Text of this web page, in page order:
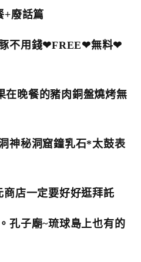
+廢話篇
不用錢❤FREE❤無料❤
在晚餐的豬肉銅盤燒烤無
神秘洞窟鐘乳石*太鼓表
店一定要好好逛拜託
孔子廟~琉球島上也有的